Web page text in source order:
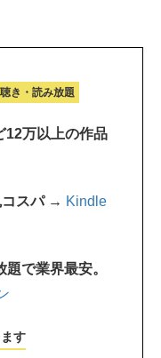
き・読み放題
万以上の作品
スパ → Kindle
で業界最安。
す